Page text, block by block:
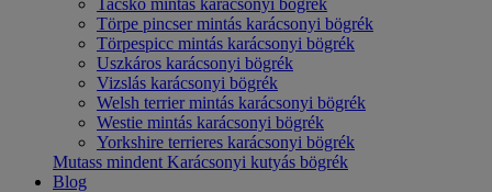
Tacskó mintás karácsonyi bögrék
Törpe pincser mintás karácsonyi bögrék
Törpespicc mintás karácsonyi bögrék
Uszkáros karácsonyi bögrék
Vizslás karácsonyi bögrék
Welsh terrier mintás karácsonyi bögrék
Westie mintás karácsonyi bögrék
Yorkshire terrieres karácsonyi bögrék
Mutass mindent Karácsonyi kutyás bögrék
Blog